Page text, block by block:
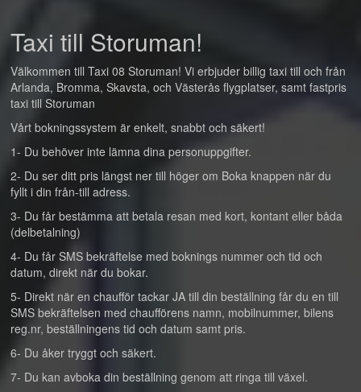
Taxi till Storuman!
Välkommen till Taxi 08 Storuman! Vi erbjuder billig taxi till och från
Arlanda, Bromma, Skavsta, och Västerås flygplatser, samt fastpris
taxi till Storuman
Vårt bokningssystem är enkelt, snabbt och säkert!
1- Du behöver inte lämna dina personuppgifter.
2- Du ser ditt pris längst ner till höger om Boka knappen när du
fyllt i din från-till adress.
3- Du får bestämma att betala resan med kort, kontant eller båda
(delbetalning)
4- Du får SMS bekräftelse med boknings nummer och tid och
datum, direkt när du bokar.
5- Direkt när en chaufför tackar JA till din beställning får du en till
SMS bekräftelsen med chaufförens namn, mobilnummer, bilens
reg.nr, beställningens tid och datum samt pris.
6- Du åker tryggt och säkert.
7- Du kan avboka din beställning genom att ringa till växel.